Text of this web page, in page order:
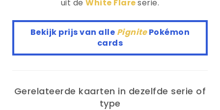
uit deWhite Flareserie.
Bekijk prijs van alle PignitePokémon
cards
Gerelateerde kaarten in dezelfde serie of
type